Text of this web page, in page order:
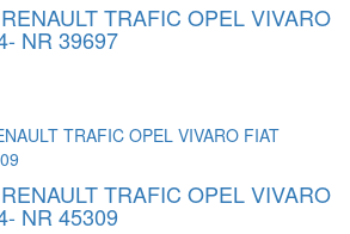
TRAFIC OPEL VIVARO
NR 39697
TRAFIC OPEL VIVARO
NR 45309